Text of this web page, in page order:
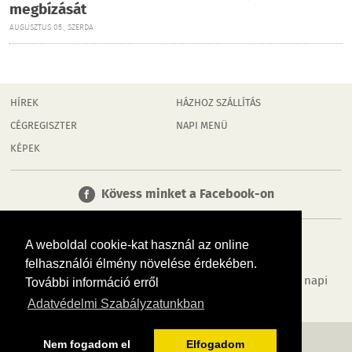
A weboldal cookie-kat használ az online
felhasználói élmény növelése érdekében.
További információ erről
Adatvédelmi Szabályzatunkban
Nem fogadom el Elfogadom
megbízását
AUGUSZTUS 05., SZERDA
HÍREK
CÉGREGISZTER
KÉPEK
HÁZHOZ SZÁLLÍTÁS
NAPI MENÜ
Kövess minket a Facebook-on
Tudj meg többet városodról! Hírek, programok, képek, napi
menü, cégek…. és minden, ami Dombóvár
MÉDIAAJÁNLÓ ADATVÉDELEM IMPRESSZUM RÓLUNK